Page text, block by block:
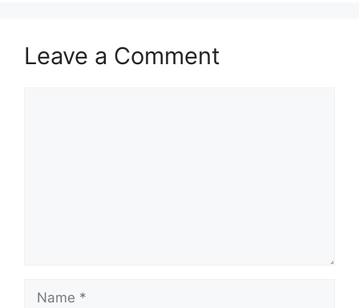
Leave a Comment